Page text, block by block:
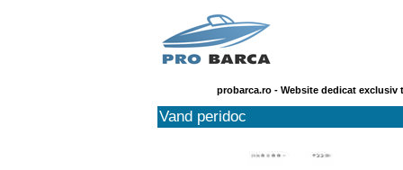
probarca.ro - Website dedicat
Vand peridoc